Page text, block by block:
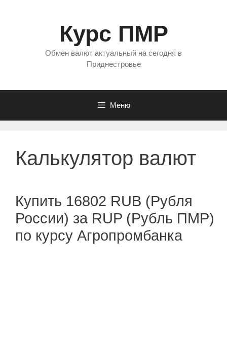
Курс ПМР
Обмен валют актуальный на сегодня в
Приднестровье
Меню
Калькулятор валют
Купить 16802 RUB (Рубля
России) за RUP (Рубль ПМР)
по курсу Агропромбанка